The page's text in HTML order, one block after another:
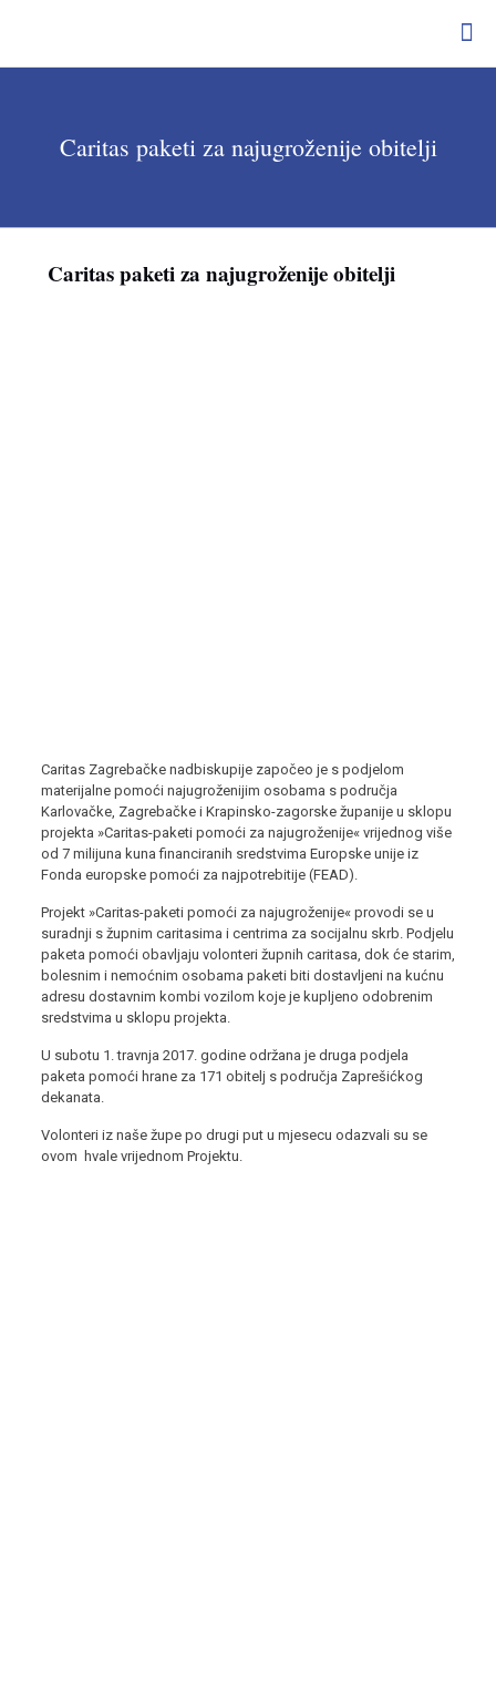
Caritas paketi za najugroženije obitelji
Caritas paketi za najugroženije obitelji
Caritas Zagrebačke nadbiskupije započeo je s podjelom
materijalne pomoći najugroženijim osobama s područja
Karlovačke, Zagrebačke i Krapinsko-zagorske županije u sklopu
projekta »Caritas-paketi pomoći za najugroženije« vrijednog više
od 7 milijuna kuna financiranih sredstvima Europske unije iz
Fonda europske pomoći za najpotrebitije (FEAD).
Projekt »Caritas-paketi pomoći za najugroženije« provodi se u
suradnji s župnim caritasima i centrima za socijalnu skrb. Podjelu
paketa pomoći obavljaju volonteri župnih caritasa, dok će starim,
bolesnim i nemoćnim osobama paketi biti dostavljeni na kućnu
adresu dostavnim kombi vozilom koje je kupljeno odobrenim
sredstvima u sklopu projekta.
U subotu 1. travnja 2017. godine održana je druga podjela
paketa pomoći hrane za 171 obitelj s područja Zaprešićkog
dekanata.
Volonteri iz naše župe po drugi put u mjesecu odazvali su se
ovom hvale vrijednom Projektu.